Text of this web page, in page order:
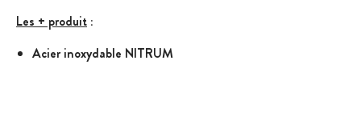
Les + produit :
Acier inoxydable NITRUM